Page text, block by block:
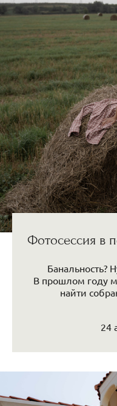
Фотосессия в
Банальность?
В прошлом году
найти
24